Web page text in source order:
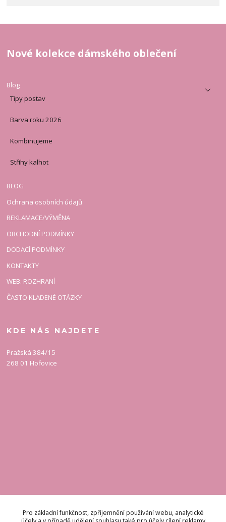
Nové kolekce dámského oblečení
Blog
Tipy postav
Barva roku 2026
Kombinujeme
Střihy kalhot
BLOG
Ochrana osobních údajů
REKLAMACE/VÝMĚNA
OBCHODNÍ PODMÍNKY
DODACÍ PODMÍNKY
KONTAKTY
WEB. ROZHRANÍ
ČASTO KLADENÉ OTÁZKY
KDE NÁS NAJDETE
Pražská 384/15
268 01 Hořovice
KONTAKT
Pro základní funkčnost, zpříjemnění používání webu, analytické